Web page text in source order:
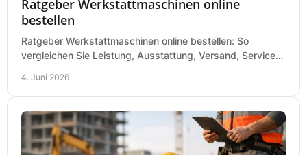
Ratgeber Werkstattmaschinen online
bestellen
Ratgeber Werkstattmaschinen online bestellen: So
vergleichen Sie Leistung, Ausstattung, Versand, Service
4. Juni 2026